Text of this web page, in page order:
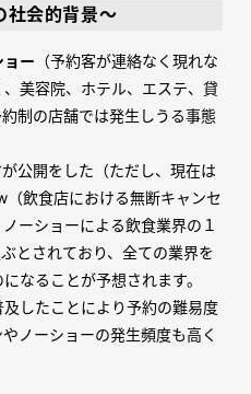
社会的背景～
ョー （予約客が連絡なく現れな
美容院、ホテル、エステ、貸
制の店舗では発生しうる事態
公開をした（ただし、現在は
（飲食店における無断キャンセ
ーショーによる飲食業界の１
とされており、全ての業界を
なることが予想されます。
したことにより予約の難易度
ノーショーの発生頻度も高く